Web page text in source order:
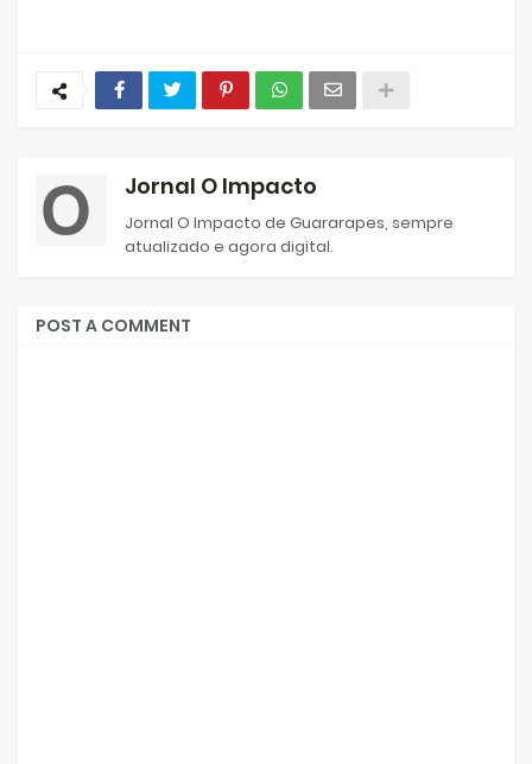
Jornal O Impacto
Jornal O Impacto de Guararapes, sempre
atualizado e agora digital.
POST A COMMENT